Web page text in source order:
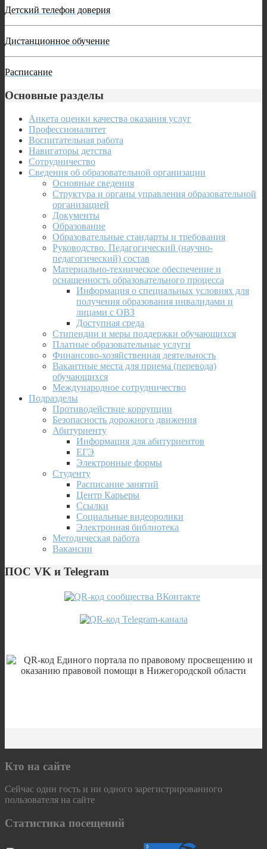
Детский телефон доверия
Дистанционное обучение
Расписание
Основные разделы
Анкета оценки качества оказания услуг
Профессионалитет
Воспитательная работа
Навигаторы детства
Сотрудничество
Сведения об образовательной организации
Основные сведения
Структура и органы управления образовательной
организацией
Документы
Образование
Образовательные стандарты и требования
Руководство. Педагогический (научно-
педагогический) состав
Материально-техническое обеспечение и
оснащенность образовательного процесса
Информация о специальных условиях для
получения образования инвалидами и
лицами с ОВЗ
Доступная среда
Стипендии и меры поддержки обучающихся
Платные образовательные услуги
Финансово-хозяйственная деятельность
Вакантные места для приема (перевода)
обучающихся
Международное сотрудничество
Подразделы
Противодействие коррупции
Безопасность дорожного движения
Абитуриенту
Информация для абитуриентов
ЕГЭ
Электронные формы
Студенту
Расписание занятий
Центр Карьеры
Ссылки
Социальные видеоролики
Электронная библиотека
Методическая работа
Вакансии
ПОС VK и Telegram
Кто на сайте
Сейчас один гость и ни одного зарегистрированного
пользователя на сайте
Статистика посещений